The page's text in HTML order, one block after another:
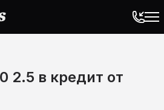
2.5 в кредит от